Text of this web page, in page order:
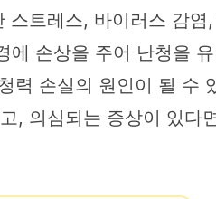
트레스, 바이러스 감
손상을 주어 난청을
손실의 원인이 될 수
, 의심되는 증상이 있다